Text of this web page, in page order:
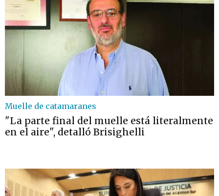
Muelle de catamaranes
"La parte final del muelle está literalmente
en el aire", detalló Brisighelli